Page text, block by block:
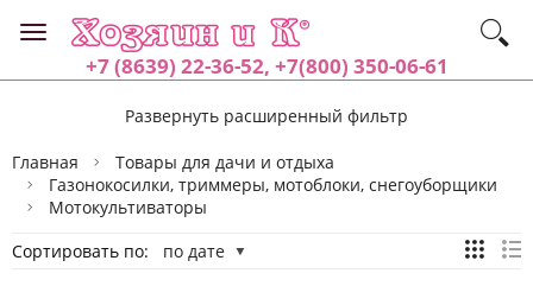
+7 (8639) 22-36-52, +7(800) 350-06-61
Развернуть расширенный фильтр
Главная
Товары для дачи и отдыха
Газонокосилки, триммеры, мотоблоки, снегоуборщики
Мотокультиваторы
Сортировать по: по дате